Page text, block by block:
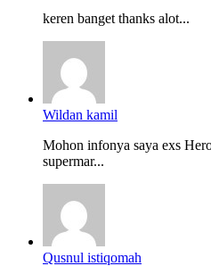
keren banget thanks alot...
Wildan kamil
Mohon infonya saya exs
supermar...
Qusnul istiqomah